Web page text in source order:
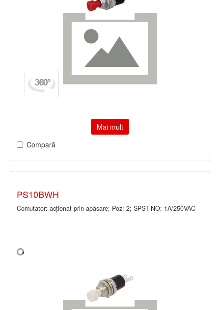
Mai mult
Compară
PS10BWH
Comutator: acţionat prin apăsare; Poz: 2; SPST-NO; 1A/250VAC